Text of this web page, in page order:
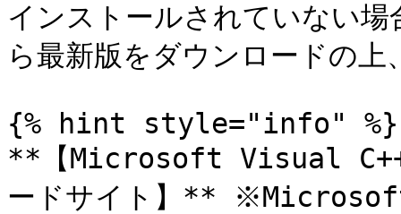
インストールされていない
ら最新版をダウンロードの
{% hint style="info" %}
**【Microsoft Visual C++
ードサイト】**